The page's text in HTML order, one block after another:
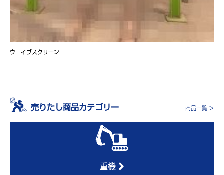
ウェイブスクリーン
売りたし商品カテゴリー 商品一覧 >
重機